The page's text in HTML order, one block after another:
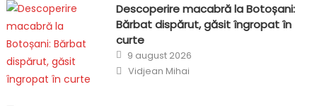
Descoperire macabră la Botoșani:
Bărbat dispărut, găsit îngropat în
curte
Posted
on
9 august 2026
Author
Vidjean Mihai